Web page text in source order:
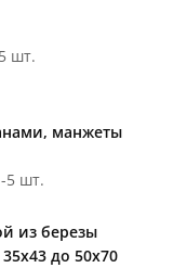
шт.
манжеты
5 шт.
из березы
до 50х70